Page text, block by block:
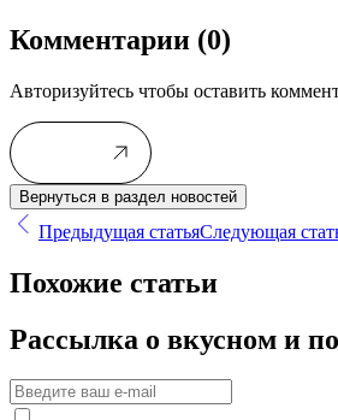
Комментарии (0)
Авторизуйтесь чтобы оставить
Вернуться в раздел новостей
Предыдущая статьяСледующая
Похожие статьи
Рассылка о вкусном и